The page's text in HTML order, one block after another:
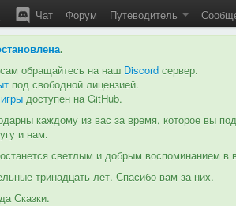
Чат Форум Путеводитель
.
обращайтесь на наш Discord сервер.
под свободной лицензией.
доступен на GitHub.
каждому из вас за время, которое вы
и нам.
светлым и добрым воспоминанием
тринадцать лет. Спасибо вам за них.
Сказки.